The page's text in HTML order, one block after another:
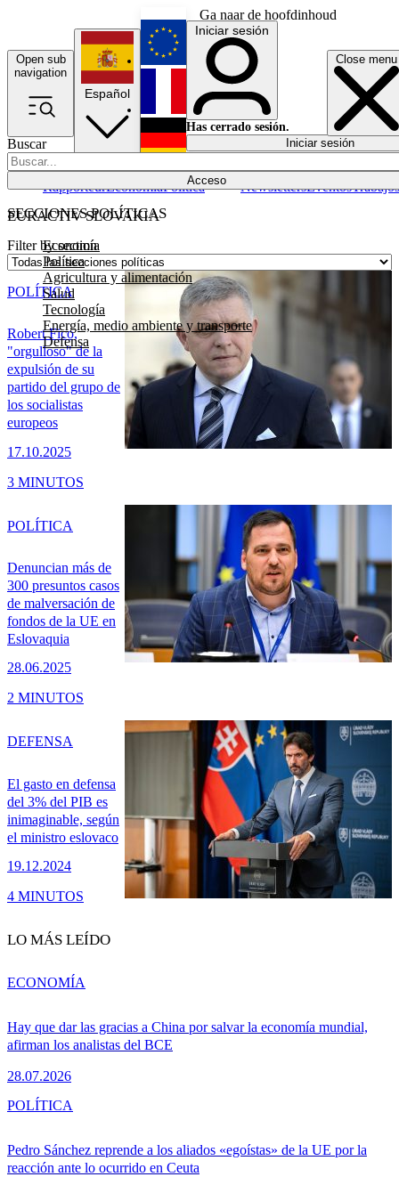
Ga naar de hoofdinhoud
Open sub
navigation
Close menu
Buscar
Acceso
SECCIONES POLÍTICAS
Economía
Política
Agricultura y alimentación
Salud
Tecnología
Energía, medio ambiente y transporte
Defensa
RapporteurEconomíaPolítica NewslettersEventosTrabajos
Español
English
Français
Iniciar sesión
Has cerrado sesión.
Iniciar sesión
EURACTIV SLOVAKIA
Filter by section
Robert Fico,
"orgulloso" de la
expulsión de su
partido del grupo de
los socialistas
europeos
17.10.2025
POLÍTICA
3 MINUTOS
Denuncian más de
300 presuntos casos
de malversación de
fondos de la UE en
Eslovaquia
28.06.2025
POLÍTICA
2 MINUTOS
El gasto en defensa
del 3% del PIB es
inimaginable, según
el ministro eslovaco
19.12.2024
DEFENSA
4 MINUTOS
LO MÁS LEÍDO
Hay que dar las gracias a China por salvar la economía mundial,
afirman los analistas del BCE
28.07.2026
ECONOMÍA
Pedro Sánchez reprende a los aliados «egoístas» de la UE por la
reacción ante lo ocurrido en Ceuta
POLÍTICA